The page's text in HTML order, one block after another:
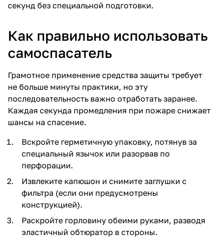
секунд без специальной подготовки.
Как правильно использовать
самоспасатель
Грамотное применение средства защиты требует
не больше минуты практики, но эту
последовательность важно отработать заранее.
Каждая секунда промедления при пожаре снижает
шансы на спасение.
Вскройте герметичную упаковку, потянув за
специальный язычок или разорвав по
перфорации.
Извлеките капюшон и снимите заглушки с
фильтра (если они предусмотрены
конструкцией).
Раскройте горловину обеими руками, разводя
эластичный обтюратор в стороны.